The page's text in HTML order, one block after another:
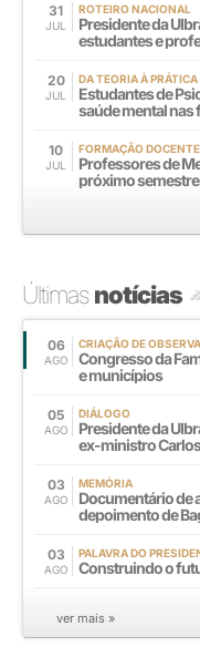
31
JUL
ROTEIRO NACIONAL
Presidente da
estudantes e
20
JUL
DA TEORIA À PRÁTICA
Estudantes de
saúde mental nas
10
JUL
FORMAÇÃO DOCENTE
Professores de
próximo
Últimasnotícias
06
AGO
CRIAÇÃO DE
Congresso da
e municípios
05
AGO
DIÁLOGO
Presidente da
ex-ministro
03
AGO
MEMÓRIA
Documentário de
depoimento de
03
AGO
PALAVRA DO
Construindo o
ver mais »